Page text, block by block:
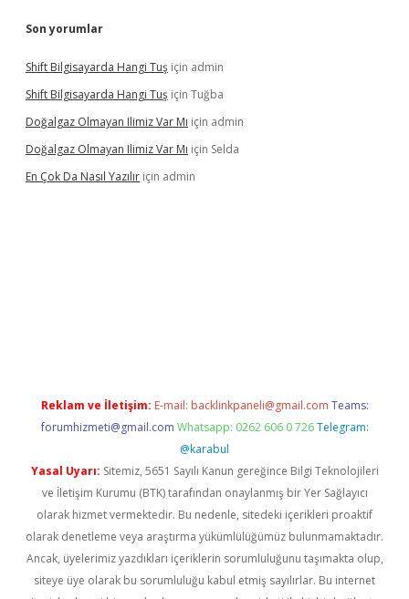
Son yorumlar
Shift Bilgisayarda Hangi Tuş için admin
Shift Bilgisayarda Hangi Tuş için Tuğba
Doğalgaz Olmayan Ilimiz Var Mı için admin
Doğalgaz Olmayan Ilimiz Var Mı için Selda
En Çok Da Nasıl Yazılır için admin
Reklam ve İletişim: E-mail: backlinkpaneli@gmail.com Teams:
forumhizmeti@gmail.com Whatsapp: 0262 606 0 726 Telegram:
@karabul
Yasal Uyarı: Sitemiz, 5651 Sayılı Kanun gereğince Bilgi Teknolojileri
ve İletişim Kurumu (BTK) tarafından onaylanmış bir Yer Sağlayıcı
olarak hizmet vermektedir. Bu nedenle, sitedeki içerikleri proaktif
olarak denetleme veya araştırma yükümlülüğümüz bulunmamaktadır.
Ancak, üyelerimiz yazdıkları içeriklerin sorumluluğunu taşımakta olup,
siteye üye olarak bu sorumluluğu kabul etmiş sayılırlar. Bu internet